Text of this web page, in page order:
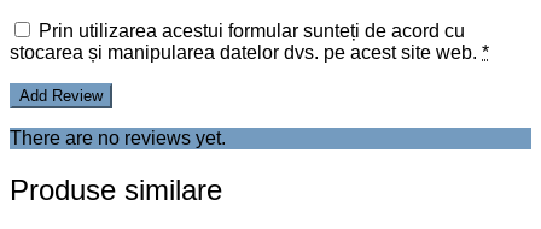
Prin utilizarea acestui formular sunteți de acord cu
stocarea și manipularea datelor dvs. pe acest site web. *
There are no reviews yet.
Produse similare